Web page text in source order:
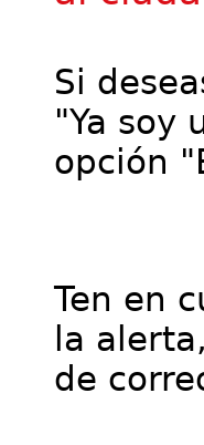
Si
"Ya soy
opción
Ten en
la
de